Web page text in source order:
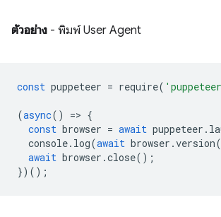
ตัวอย่าง - พิมพ์ User Agent
const puppeteer = require(
(async() => {
const browser = await puppeteer .
console. log(await browser .version
await browser .close();
})();